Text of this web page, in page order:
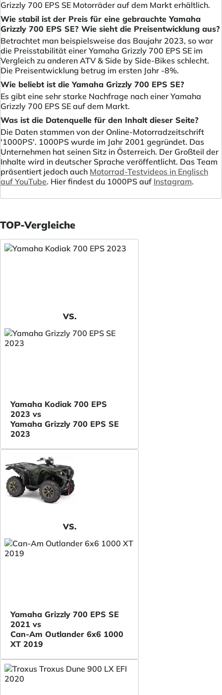
Grizzly 700 EPS SE Motorräder auf dem Markt erhältlich.
Wie stabil ist der Preis für eine gebrauchte Yamaha
Grizzly 700 EPS SE? Wie sieht die Preisentwicklung aus?
Betrachtet man beispielsweise das Baujahr 2023, so war
die Preisstabilität einer Yamaha Grizzly 700 EPS SE im
Vergleich zu anderen ATV & Side by Side-Bikes schlecht.
Die Preisentwicklung betrug im ersten Jahr -8%.
Wie beliebt ist die Yamaha Grizzly 700 EPS SE?
Es gibt eine sehr starke Nachfrage nach einer Yamaha
Grizzly 700 EPS SE auf dem Markt.
Was ist die Datenquelle für den Inhalt dieser Seite?
Die Daten stammen von der Online-Motorradzeitschrift
'1000PS'. 1000PS wurde im Jahr 2001 gegründet. Das
Unternehmen hat seinen Sitz in Österreich. Der Großteil der
Inhalte wird in deutscher Sprache veröffentlicht. Das Team
präsentiert jedoch auch Motorrad-Testvideos in Englisch
auf YouTube. Hier findest du 1000PS auf Instagram.
TOP-Vergleiche
VS.
Yamaha Kodiak 700 EPS
2023 vs
Yamaha Grizzly 700 EPS SE
2023
VS.
Yamaha Grizzly 700 EPS SE
2021 vs
Can-Am Outlander 6x6 1000
XT 2019